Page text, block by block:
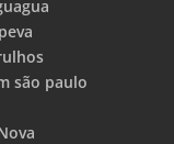
são paulo